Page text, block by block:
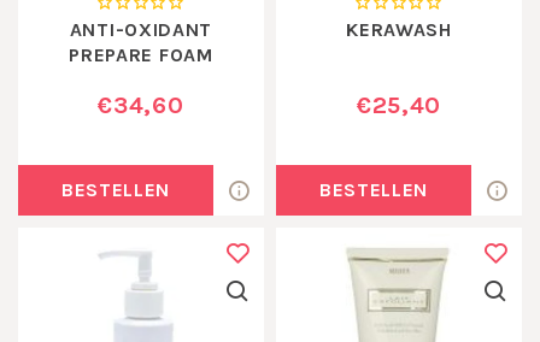
ANTI-OXIDANT
PREPARE FOAM
€34,60
BESTELLEN
KERAWASH
€25,40
BESTELLEN